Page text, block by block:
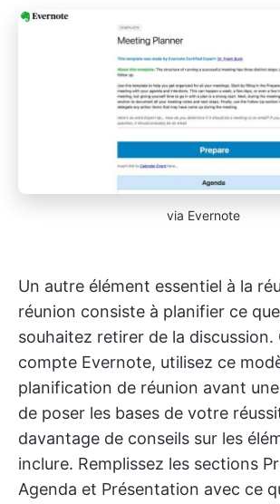
via Evernote
Un autre élément essentiel à la
réunion consiste à planifier ce
souhaitez retirer de la discussion.
compte Evernote, utilisez ce
planification de réunion avant
de poser les bases de votre
davantage de conseils sur les
inclure. Remplissez les sections
Agenda et Présentation avec ce